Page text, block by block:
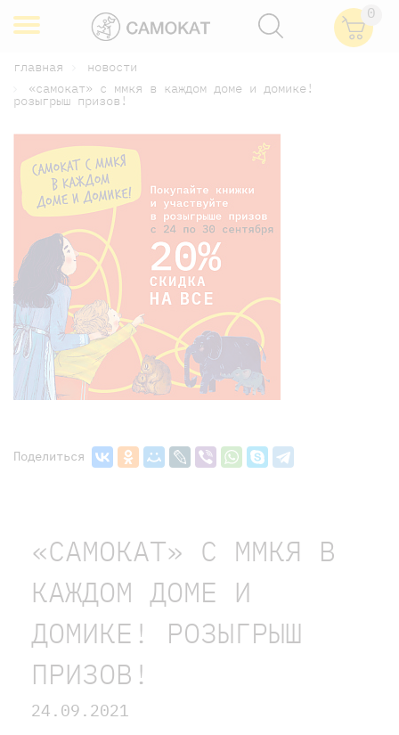
0
главная
новости
«самокат» с ммкя в каждом доме и домике!
розыгрыш призов!
Поделиться
«САМОКАТ» С ММКЯ В
КАЖДОМ ДОМЕ И
ДОМИКЕ! РОЗЫГРЫШ
ПРИЗОВ!
24.09.2021